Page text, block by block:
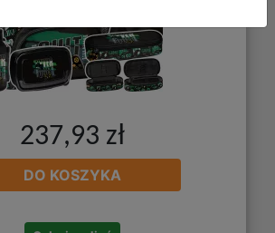
237,93 zł
DO KOSZYKA